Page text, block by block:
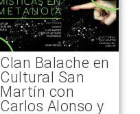
Clan Balache en
Cultural San
Martín con
Carlos Alonso y